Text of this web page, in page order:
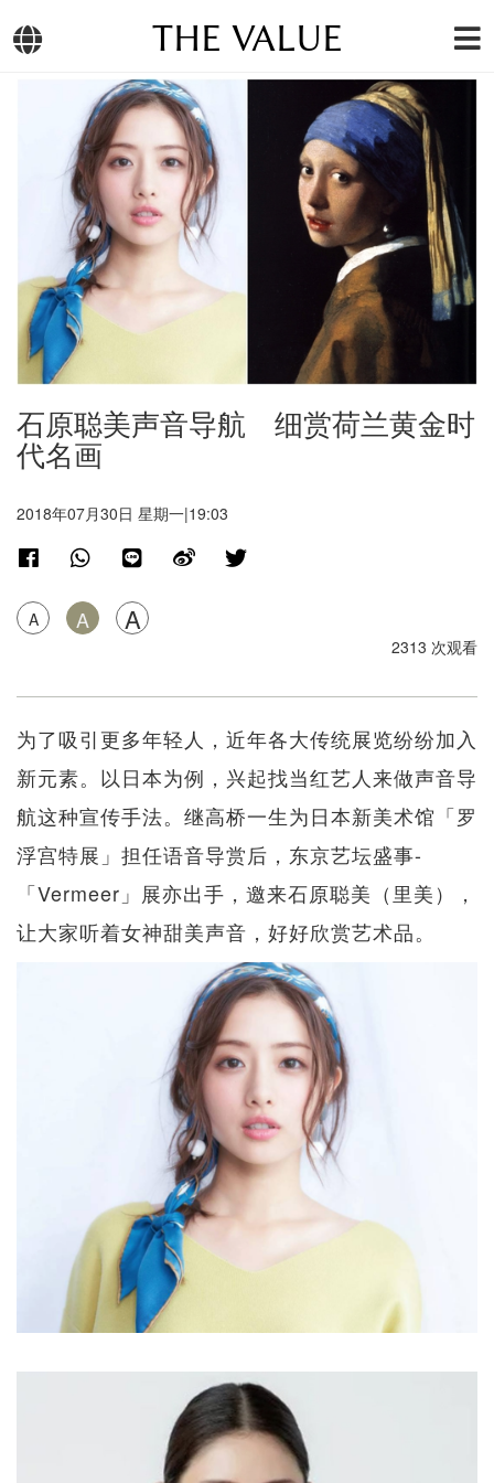
THE VALUE
石原聪美声音导航 细赏荷兰黄金时
代名画
2018年07月30日 星期一|19:03
A A A
2313 次观看
为了吸引更多年轻人，近年各大传统展览纷纷加入
新元素。以日本为例，兴起找当红艺人来做声音导
航这种宣传手法。继高桥一生为日本新美术馆「罗
浮宫特展」担任语音导赏后，东京艺坛盛事-
「Vermeer」展亦出手，邀来石原聪美（里美），
让大家听着女神甜美声音，好好欣赏艺术品。